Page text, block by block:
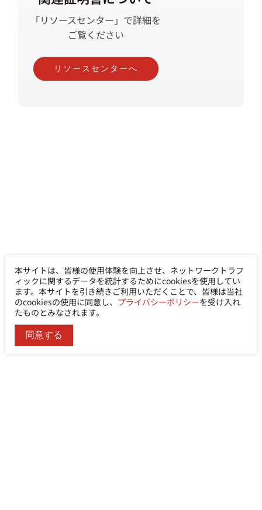
「リソースセンター」で詳細を
ご覧ください
リソースセンターへ
本サイトは、皆様の使用体験を向上させ、ネットワークトラフ
ィックに関するデータを統計するためにcookiesを使用してい
ます。本サイトを引き続きご利用いただくことで、皆様は当社
のcookiesの使用に同意し、 プライバシーポリシーを受け入れ
たものとみなされます。
同意する